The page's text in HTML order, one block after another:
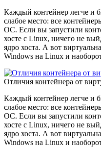
Каждый контейнер легче и
слабое место: все
ОС. Если вы запустили
хосте с Linux, ничего не
ядро хоста. А вот
Windows на Linux и
Отличия контейнера от
Каждый контейнер легче и
слабое место: все
ОС. Если вы запустили
хосте с Linux, ничего не
ядро хоста. А вот
Windows на Linux и